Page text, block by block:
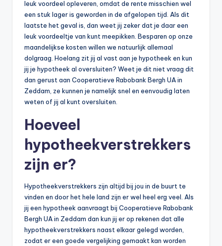
leuk voordeel opleveren, omdat de rente misschien wel
een stuk lager is geworden in de afgelopen tijd. Als dit
laatste het geval is, dan weet jij zeker dat je daar een
leuk voordeeltje van kunt meepikken. Besparen op onze
maandelijkse kosten willen we natuurlijk allemaal
dolgraag. Hoelang zit jij al vast aan je hypotheek en kun
jij je hypotheek al oversluiten? Weet je dit niet vraag dit
dan gerust aan Cooperatieve Rabobank Bergh UA in
Zeddam, ze kunnen je namelijk snel en eenvoudig laten
weten of jij al kunt oversluiten.
Hoeveel
hypotheekverstrekkers
zijn er?
Hypotheekverstrekkers zijn altijd bij jou in de buurt te
vinden en door het hele land zijn er wel heel erg veel. Als
jij een hypotheek aanvraagt bij Cooperatieve Rabobank
Bergh UA in Zeddam dan kun jij er op rekenen dat alle
hypotheekverstrekkers naast elkaar gelegd worden,
zodat er een goede vergelijking gemaakt kan worden